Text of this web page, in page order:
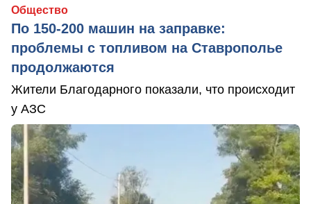
Общество
По 150-200 машин на заправке:
проблемы с топливом на Ставрополье
продолжаются
Жители Благодарного показали, что происходит
у АЗС